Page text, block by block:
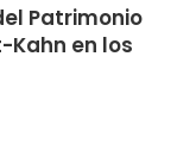
Patrimonio
Kahn en los